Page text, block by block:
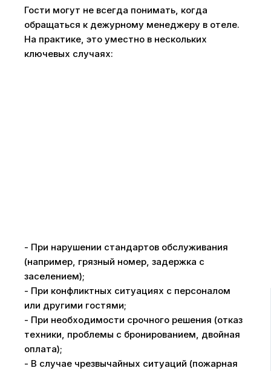
Гости могут не всегда понимать, когда
обращаться к дежурному менеджеру в отеле.
На практике, это уместно в нескольких
ключевых случаях:
- При нарушении стандартов обслуживания
(например, грязный номер, задержка с
заселением);
- При конфликтных ситуациях с персоналом
или другими гостями;
- При необходимости срочного решения (отказ
техники, проблемы с бронированием, двойная
оплата);
- В случае чрезвычайных ситуаций (пожарная